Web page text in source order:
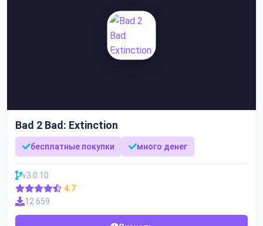
Bad 2 Bad: Extinction
бесплатные покупки много денег
v3.0.10
4.7
12 659